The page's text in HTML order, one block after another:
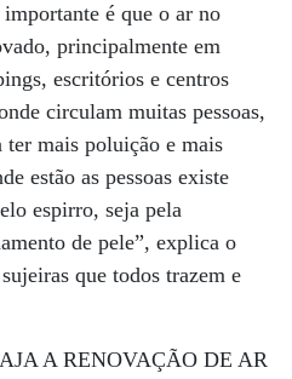
é que o ar no
principalmente em
escritórios e centros
circulam muitas pessoas,
ter mais poluição e mais
estão as pessoas existe
espirro, seja pela
de pele”, explica o
que todos trazem e
A RENOVAÇÃO DE AR